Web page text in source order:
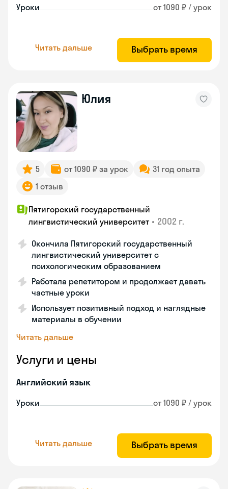
Уроки от 1090 ₽ / урок
Читать дальше Выбрать время
Юлия
5 от 1090 ₽ за урок
31 год опыта
1 отзыв
Пятигорский государственный
лингвистический университет • 2002 г.
Окончила Пятигорский государственный
лингвистический университет с
психологическим образованием
Работала репетитором и продолжает давать
частные уроки
Использует позитивный подход и наглядные
материалы в обучении
Читать дальше
Услуги и цены
Английский язык
Уроки от 1090 ₽ / урок
Читать дальше Выбрать время